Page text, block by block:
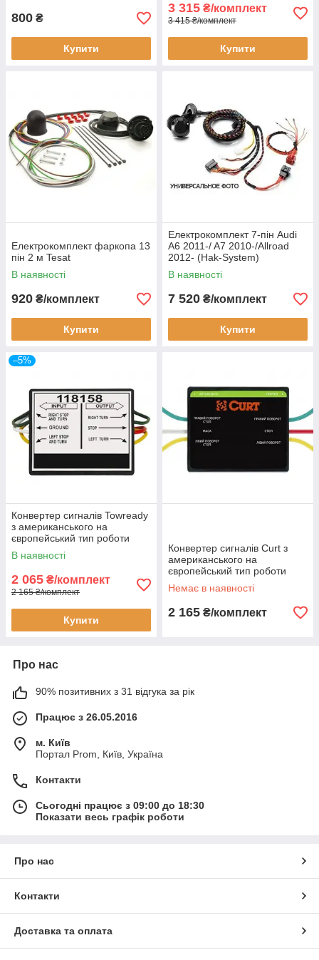
800 ₴
Купити
3 315 ₴/комплект
3 415 ₴/комплект
Купити
Електрокомплект фаркопа 13
пін 2 м Tesat
В наявності
920 ₴/комплект
Купити
Електрокомплект 7-пін Audi
A6 2011-/ A7 2010-/Allroad
2012- (Hak-System)
В наявності
7 520 ₴/комплект
Купити
–5%
Конвертер сигналів Towready
з американського на
європейський тип роботи
ліхтарів 118158
В наявності
2 065 ₴/комплект
2 165 ₴/комплект
Купити
Конвертер сигналів Curt з
американського на
європейський тип роботи
ліхтарів 56196
Немає в наявності
2 165 ₴/комплект
Про нас
90% позитивних з 31 відгука за рік
Працює з 26.05.2016
м. Київ
Портал Prom, Київ, Україна
Контакти
Сьогодні працює з 09:00 до 18:30
Показати весь графік роботи
Про нас
Контакти
Доставка та оплата